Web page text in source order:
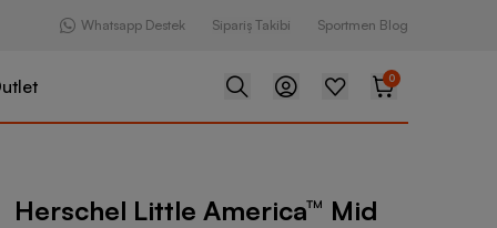
Whatsapp Destek Sipariş Takibi Sportmen Blog
0
America™ Mid Backpack Sırt Çantası
Herschel Little America™ Mid